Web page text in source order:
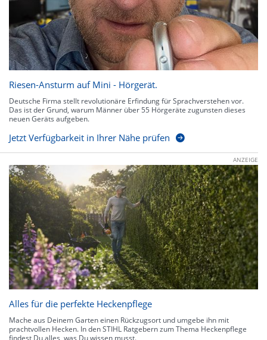
Riesen-Ansturm auf Mini - Hörgerät.
Deutsche Firma stellt revolutionäre Erfindung für Sprachverstehen vor.
Das ist der Grund, warum Männer über 55 Hörgeräte zugunsten dieses
neuen Geräts aufgeben.
Jetzt Verfügbarkeit in Ihrer Nähe prüfen
ANZEIGE
Alles für die perfekte Heckenpflege
Mache aus Deinem Garten einen Rückzugsort und umgebe ihn mit
prachtvollen Hecken. In den STIHL Ratgebern zum Thema Heckenpflege
findest Du alles, was Du wissen musst.